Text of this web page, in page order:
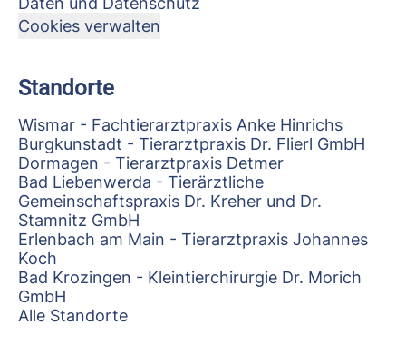
Cookies verwalten
Standorte
Wismar - Fachtierarztpraxis Anke Hinrichs
Burgkunstadt - Tierarztpraxis Dr. Flierl GmbH
Dormagen - Tierarztpraxis Detmer
Bad Liebenwerda - Tierärztliche
Gemeinschaftspraxis Dr. Kreher und Dr.
Stamnitz GmbH
Erlenbach am Main - Tierarztpraxis Johannes
Koch
Bad Krozingen - Kleintierchirurgie Dr. Morich
GmbH
Alle Standorte